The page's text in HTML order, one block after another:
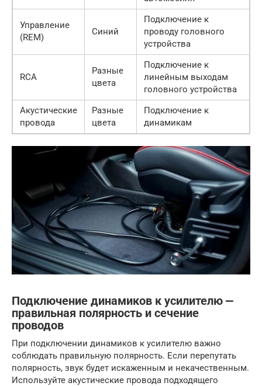
Управление
(REM)
Синий
Подключение к
проводу головного
устройства
RCA
Разные
цвета
Подключение к
линейным выходам
головного устройства
Акустические
провода
Разные
цвета
Подключение к
динамикам
Подключение динамиков к усилителю ⎼
правильная полярность и сечение
проводов
При подключении динамиков к усилителю важно
соблюдать правильную полярность. Если перепутать
полярность, звук будет искаженным и некачественным.
Используйте акустические провода подходящего